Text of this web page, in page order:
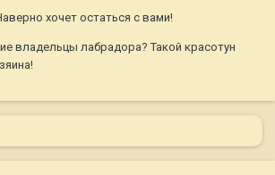
хочет остаться с вами!
владельцы лабрадора? Такой красотун